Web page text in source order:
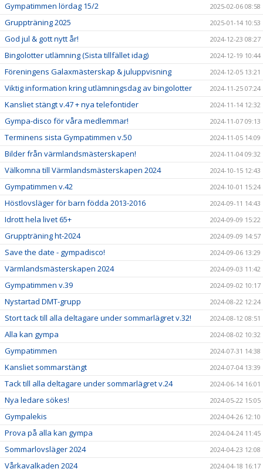
Gympatimmen lördag 15/2 2025-02-06 08:58
Gruppträning 2025 2025-01-14 10:53
God jul & gott nytt år! 2024-12-23 08:27
Bingolotter utlämning (Sista tillfället idag) 2024-12-19 10:44
Föreningens Galaxmästerskap & juluppvisning 2024-12-05 13:21
Viktig information kring utlämningsdag av bingolotter 2024-11-25 07:24
Kansliet stängt v.47 + nya telefontider 2024-11-14 12:32
Gympa-disco för våra medlemmar! 2024-11-07 09:13
Terminens sista Gympatimmen v.50 2024-11-05 14:09
Bilder från värmlandsmästerskapen! 2024-11-04 09:32
Välkomna till Värmlandsmästerskapen 2024 2024-10-15 12:43
Gympatimmen v.42 2024-10-01 15:24
Höstlovsläger för barn födda 2013-2016 2024-09-11 14:43
Idrott hela livet 65+ 2024-09-09 15:22
Gruppträning ht-2024 2024-09-09 14:57
Save the date - gympadisco! 2024-09-06 13:29
Värmlandsmästerskapen 2024 2024-09-03 11:42
Gympatimmen v.39 2024-09-02 10:17
Nystartad DMT-grupp 2024-08-22 12:24
Stort tack till alla deltagare under sommarlägret v.32! 2024-08-12 08:51
Alla kan gympa 2024-08-02 10:32
Gympatimmen 2024-07-31 14:38
Kansliet sommarstängt 2024-07-04 13:39
Tack till alla deltagare under sommarlägret v.24 2024-06-14 16:01
Nya ledare sökes! 2024-05-22 15:05
Gympalekis 2024-04-26 12:10
Prova på alla kan gympa 2024-04-24 11:45
Sommarlovsläger 2024 2024-04-23 12:08
Vårkavalkaden 2024 2024-04-18 16:17